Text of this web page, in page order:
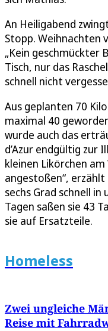
An Heiligabend
Stopp. Weihnachten
„Kein geschmückter
Tisch, nur das
schnell nicht
Aus geplanten 70
maximal 40
wurde auch das
d’Azur endgültig zur
kleinen Likörchen
angestoßen“,
sechs Grad schnell
Tagen saßen sie 43
sie auf Ersatzteile.
Homeless
Zwei ungleiche
Reise mit